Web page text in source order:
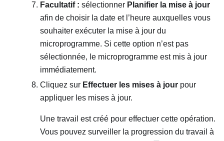
Facultatif : sélectionner Planifier la mise à jour
afin de choisir la date et l’heure auxquelles vous
souhaiter exécuter la mise à jour du
microprogramme. Si cette option n’est pas
sélectionnée, le microprogramme est mis à jour
immédiatement.
Cliquez sur Effectuer les mises à jour pour
appliquer les mises à jour.
Une travail est créé pour effectuer cette opération.
Vous pouvez surveiller la progression du travail à